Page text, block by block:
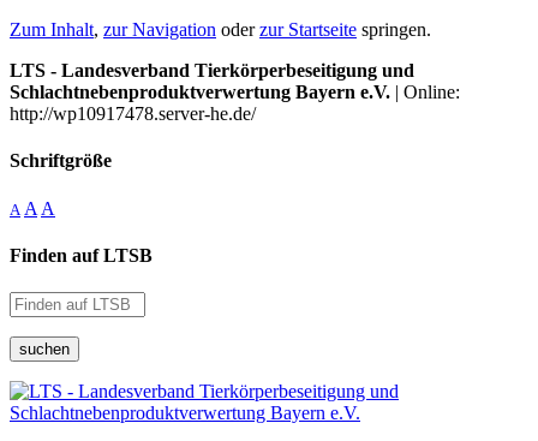
Zum Inhalt, zur Navigation oderzur Startseite springen.
LTS - Landesverband Tierkörperbeseitigung und
Schlachtnebenproduktverwertung Bayern e.V. | Online:
http://wp10917478.server-he.de/
Schriftgröße
A A A
Finden auf LTSB
suchen